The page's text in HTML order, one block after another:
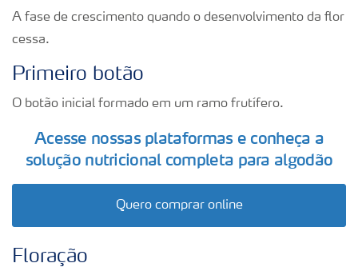
A fase de crescimento quando o desenvolvimento da flor
cessa.
Primeiro botão
O botão inicial formado em um ramo frutífero.
Acesse nossas plataformas e conheça a
solução nutricional completa para algodão
Quero comprar online
Floração